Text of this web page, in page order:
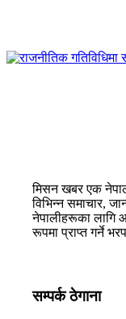
मिसन खबर एक
विभिन्न समाचार,
नेपालीहरूका
रूपमा प्राप्त गर्ने
सम्पर्क ठेगाना